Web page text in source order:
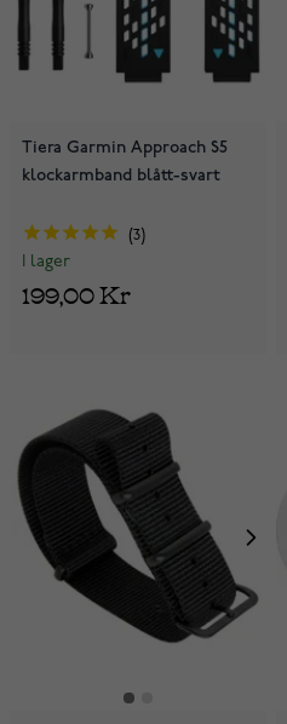
Tiera Garmin Approach S5
klockarmband blått-svart
3
I lager
199,00 Kr